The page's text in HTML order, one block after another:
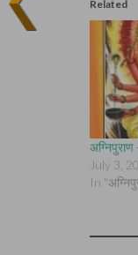
Related
July 3,
In